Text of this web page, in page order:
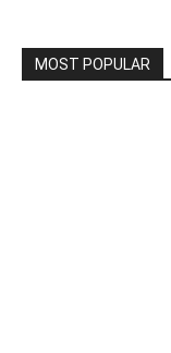
MOST POPULAR